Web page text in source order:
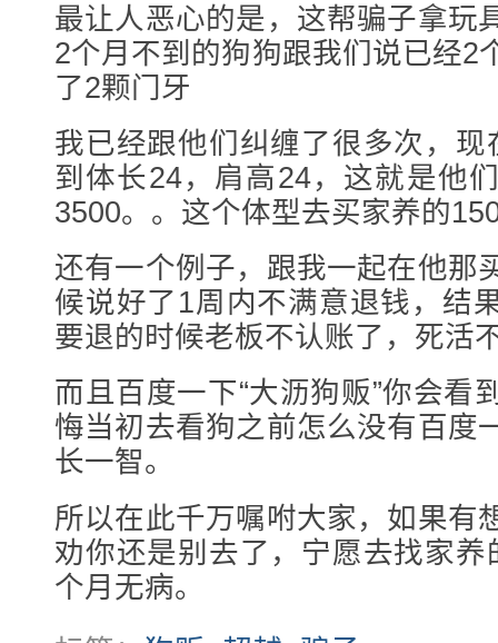
最让人恶心的是，这帮骗子拿玩
2个月不到的狗狗跟我们说已经2
了2颗门牙
我已经跟他们纠缠了很多次，
到体长24，肩高24，这就是他
3500。。这个体型去买家养的
还有一个例子，跟我一起在他那
候说好了1周内不满意退钱，结
要退的时候老板不认账了，死活
而且百度一下“大沥狗贩”你会看
悔当初去看狗之前怎么没有百度
长一智。
所以在此千万嘱咐大家，如果有
劝你还是别去了，宁愿去找家
个月无病。